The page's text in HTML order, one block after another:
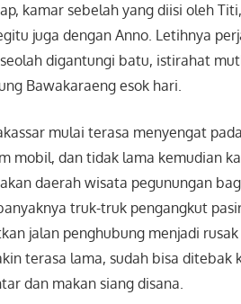
kamar sebelah yang diisi oleh
juga dengan Anno. Letihnya
digantungi batu, istirahat
Bawakaraeng esok hari.
mulai terasa menyengat
mobil, dan tidak lama kemudian
daerah wisata pegunungan
truk-truk pengangkut
jalan penghubung menjadi
terasa lama, sudah bisa ditebak
dan makan siang disana.